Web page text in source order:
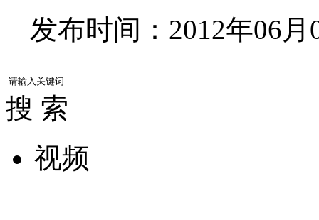
发布时间：2012年06月
搜 索
视频